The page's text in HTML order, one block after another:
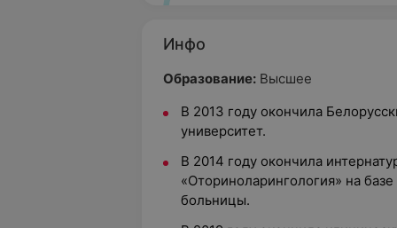
Инфо
Образование: Высшее
В 2013 году окончила
университет.
В 2014 году окончила
«Оториноларингология» на
больницы.